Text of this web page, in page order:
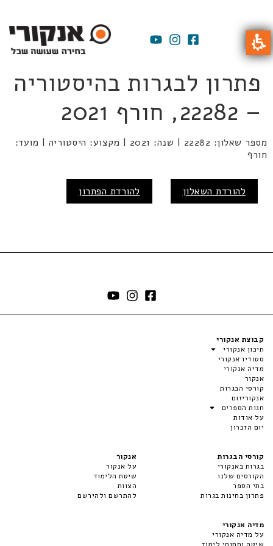
פתרון לבגרות בהיסטוריה
– 22282, חורף 2021
מספר שאלון: 22282 | שנה: 2021 | מקצוע: היסטוריה | מועד:
חורף
להורדת השאלון להורדת הפתרון
קבוצת אנקורי
תיכון אנקורי
סטודיו אנקורי
מדיה אנקורי
אנקור
קורסי הבגרות
אנקוריזום
חנות הספרים
על אודות
יום הזכרון
קורסי הבגרות
בגרות באנקורי
הקורסים שלנו
בתי הספר
פתרון בחינות בגרות
אנקור
על אנקור
שיטת הלימוד
הצוות
להתרשם ולהירשם
מדיה אנקורי
על מדיה אנקורי